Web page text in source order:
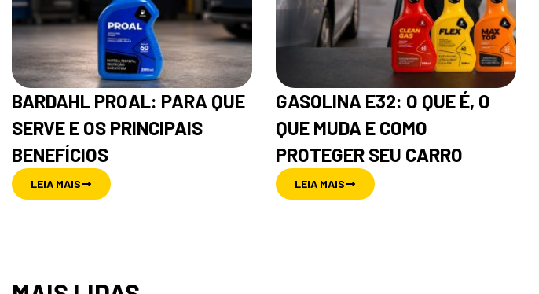
BARDAHL PROAL: PARA QUE
SERVE E OS PRINCIPAIS
BENEFÍCIOS
LEIA MAIS
GASOLINA E32: O QUE É, O
QUE MUDA E COMO
PROTEGER SEU CARRO
LEIA MAIS